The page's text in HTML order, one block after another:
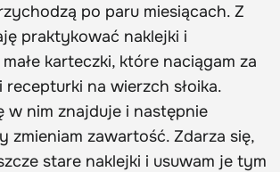
po paru miesiącach. Z
praktykować naklejki i
karteczki, które naciągam za
recepturki na wierzch słoika.
w nim znajduje i następnie
zmieniam zawartość. Zdarza się,
stare naklejki i usuwam je tym